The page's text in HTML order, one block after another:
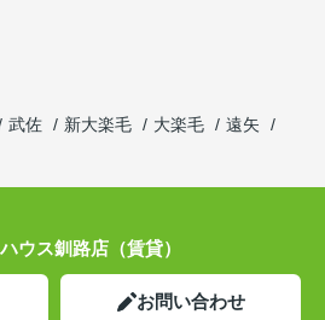
武佐 新大楽毛 大楽毛
遠矢
ウス釧路店（賃貸）
お問い合わせ